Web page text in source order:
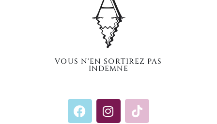
VOUS N'EN SORTIREZ PAS
INDEMNE